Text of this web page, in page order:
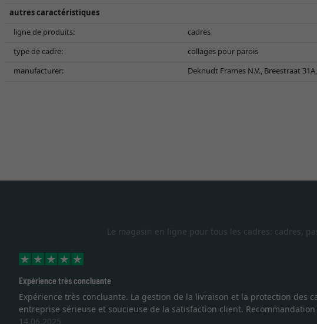
autres caractéristiques
ligne de produits:
cadres
type de cadre:
collages pour parois
manufacturer:
Deknudt Frames N.V., Breestraat
Le magasin en ligne pour tous les cadres: cadres,
Expérience très concluante
Expérience très concluante. La gestion de la livraison et la protection des
entreprise sérieuse et soucieuse de la satisfaction client.
14.06.2025